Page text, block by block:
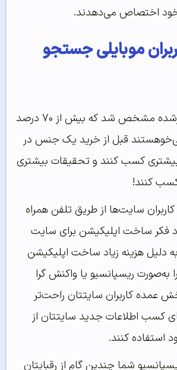
اختصاص می‌دهدند.
موبایلی جستجو
در اطلاعات منتشرشده مشخص شد که بیش از ۷۰ درصد
می‌خوهستند قبل از خرید یک جنس در
کسب کنند و تحقیقات بیشتری
کنند!
کاربران سایت‌ها از طریق تلفن همراه
فکر ساخت اپلیکیشن برای سایت
دلیل هزینه زیاد ساخت اپلیکیشن
ریسپانسیو یا واکنش گرا
عمده کاربران سایتتان راحت‌تر
کسب اطلاعات جدید سایتتان از
کنند.
شما چندین گام از رقبایتان